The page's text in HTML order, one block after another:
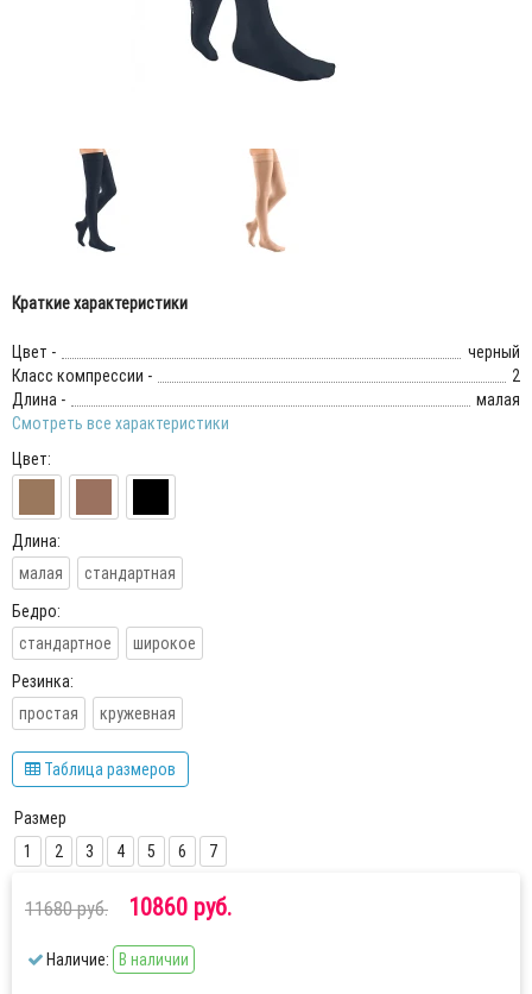
Краткие характеристики
Цвет -
черный
Класс компрессии -
2
Длина -
малая
Смотреть все характеристики
Цвет:
Длина:
малая
стандартная
Бедро:
стандартное
широкое
Резинка:
простая
кружевная
Таблица размеров
Размер
1
2 3 4 5 6 7
11680 руб. 10860 руб.
Наличие: В наличии